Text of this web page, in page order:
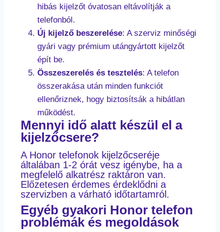
hibás kijelzőt óvatosan eltávolítják a
telefonból.
Új kijelző beszerelése: A szerviz minőségi
gyári vagy prémium utángyártott kijelzőt
épít be.
Összeszerelés és tesztelés: A telefon
összerakása után minden funkciót
ellenőriznek, hogy biztosítsák a hibátlan
működést.
Mennyi idő alatt készül el a
kijelzőcsere?
A Honor telefonok kijelzőcseréje
általában 1-2 órát vesz igénybe, ha a
megfelelő alkatrész raktáron van.
Előzetesen érdemes érdeklődni a
szervizben a várható időtartamról.
Egyéb gyakori Honor telefon
problémák és megoldások